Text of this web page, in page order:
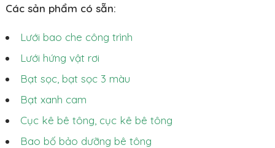
Các sản phẩm có sẵn:
Lưới bao che công trình
Lưới hứng vật rơi
Bạt sọc, bạt sọc 3 màu
Bạt xanh cam
Cục kê bê tông, cục kê bê tông
Bao bố bảo dưỡng bê tông